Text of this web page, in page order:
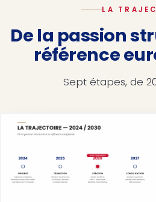
LA
De la passion
référence
Sept étapes, de